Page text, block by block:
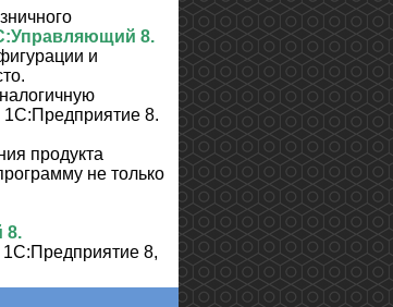
8.
и
1С:Предприятие 8.
продукта
не только
8.
8,